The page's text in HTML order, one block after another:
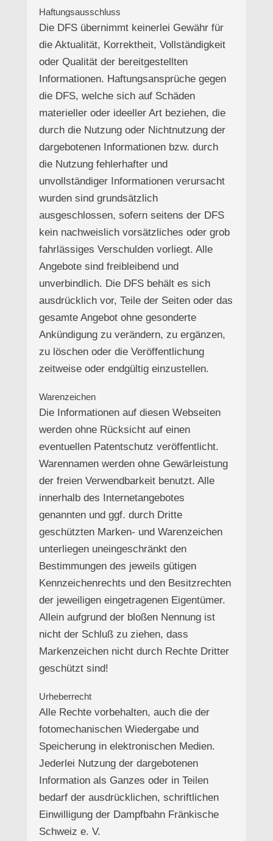
Haftungsausschluss
Die DFS übernimmt keinerlei Gewähr für
die Aktualität, Korrektheit, Vollständigkeit
oder Qualität der bereitgestellten
Informationen. Haftungsansprüche gegen
die DFS, welche sich auf Schäden
materieller oder ideeller Art beziehen, die
durch die Nutzung oder Nichtnutzung der
dargebotenen Informationen bzw. durch
die Nutzung fehlerhafter und
unvollständiger Informationen verursacht
wurden sind grundsätzlich
ausgeschlossen, sofern seitens der DFS
kein nachweislich vorsätzliches oder grob
fahrlässiges Verschulden vorliegt. Alle
Angebote sind freibleibend und
unverbindlich. Die DFS behält es sich
ausdrücklich vor, Teile der Seiten oder das
gesamte Angebot ohne gesonderte
Ankündigung zu verändern, zu ergänzen,
zu löschen oder die Veröffentlichung
zeitweise oder endgültig einzustellen.
Warenzeichen
Die Informationen auf diesen Webseiten
werden ohne Rücksicht auf einen
eventuellen Patentschutz veröffentlicht.
Warennamen werden ohne Gewärleistung
der freien Verwendbarkeit benutzt. Alle
innerhalb des Internetangebotes
genannten und ggf. durch Dritte
geschützten Marken- und Warenzeichen
unterliegen uneingeschränkt den
Bestimmungen des jeweils gütigen
Kennzeichenrechts und den Besitzrechten
der jeweiligen eingetragenen Eigentümer.
Allein aufgrund der bloßen Nennung ist
nicht der Schluß zu ziehen, dass
Markenzeichen nicht durch Rechte Dritter
geschützt sind!
Urheberrecht
Alle Rechte vorbehalten, auch die der
fotomechanischen Wiedergabe und
Speicherung in elektronischen Medien.
Jederlei Nutzung der dargebotenen
Information als Ganzes oder in Teilen
bedarf der ausdrücklichen, schriftlichen
Einwilligung der Dampfbahn Fränkische
Schweiz e. V.